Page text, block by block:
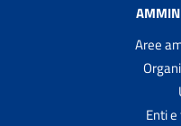
Aree
Enti